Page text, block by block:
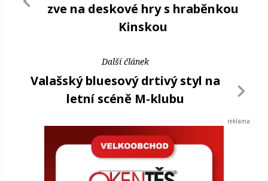
zve na deskové hry s hraběnkou
Kinskou
Další článek
Valašský bluesový drtivý styl na
letní scéně M-klubu